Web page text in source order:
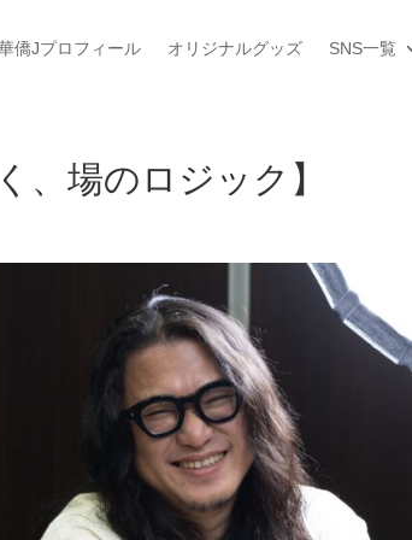
僑Jプロフィール オリジナルグッズ SNS一覧
、場のロジック】